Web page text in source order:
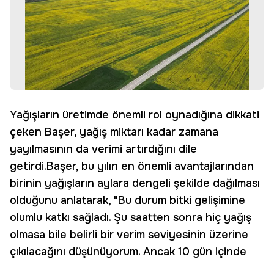
Yağışların üretimde önemli rol oynadığına dikkati
çeken Başer, yağış miktarı kadar zamana
yayılmasının da verimi artırdığını dile
getirdi.Başer, bu yılın en önemli avantajlarından
birinin yağışların aylara dengeli şekilde dağılması
olduğunu anlatarak, "Bu durum bitki gelişimine
olumlu katkı sağladı. Şu saatten sonra hiç yağış
olmasa bile belirli bir verim seviyesinin üzerine
çıkılacağını düşünüyorum. Ancak 10 gün içinde